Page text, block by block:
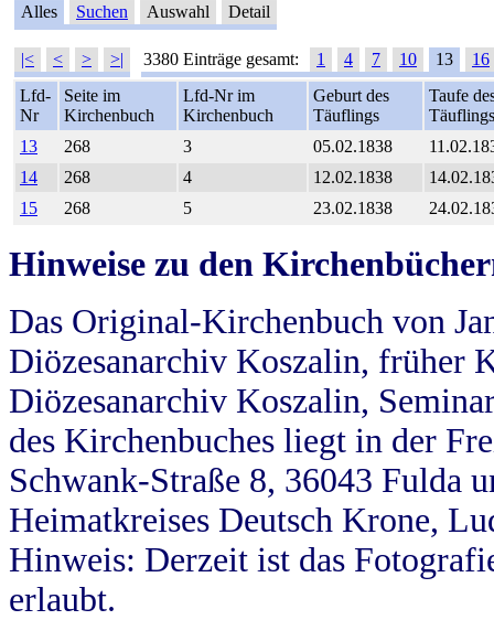
Alles Suchen Auswahl Detail
|< < > >| 3380 Einträge gesamt: 1 4 7 10 13
16
Lfd-
Nr
Seite im
Kirchenbuch
Lfd-Nr im
Kirchenbuch
Geburt des
Täuflings
Taufe
Täuflings
13
268 3 05.02.1838
14
268 4 12.02.1838
15
268 5 23.02.1838
Hinweise zu den
Das Original-Kirchenbuch von
Diözesanarchiv Koszalin, früher
Diözesanarchiv Koszalin,
des Kirchenbuches liegt in der
Schwank-Straße 8, 36043 Fulda
Heimatkreises Deutsch Krone,
Hinweis: Derzeit ist das
erlaubt.